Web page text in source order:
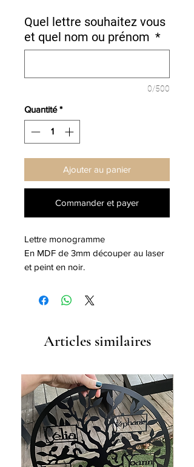
Quel lettre souhaitez vous
et quel nom ou prénom *
0/500
Quantité *
Ajouter au panier
Commander et payer
Lettre monogramme
En MDF de 3mm découper au laser
et peint en noir.
largueur dépend de la lettre choisie
Articles similaires